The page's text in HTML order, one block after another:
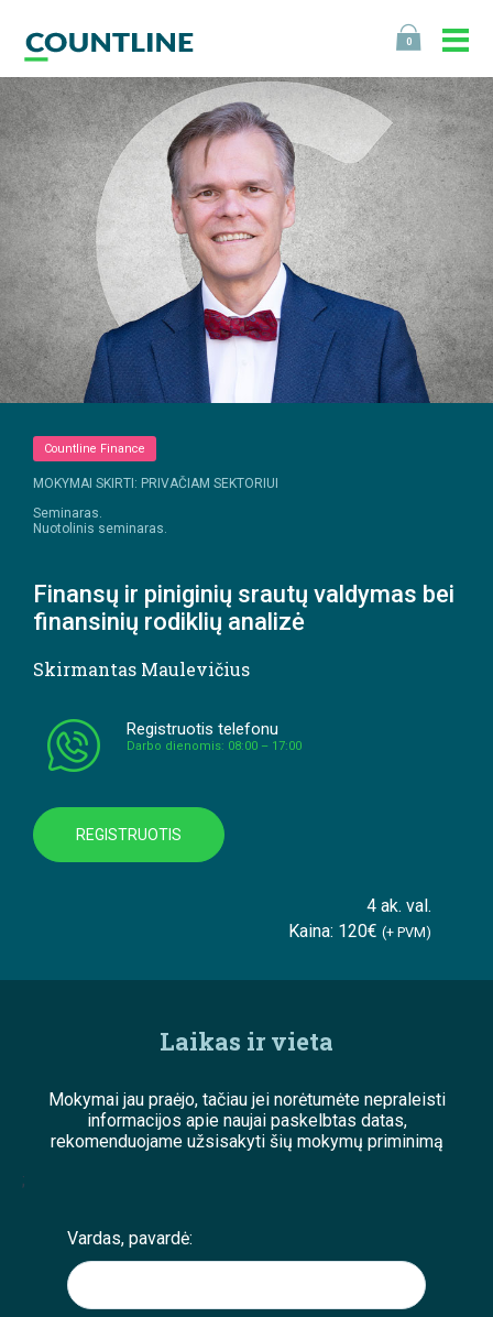
0
Countline Finance
MOKYMAI SKIRTI: PRIVAČIAM SEKTORIUI
Seminaras.
Nuotolinis seminaras.
Finansų ir piniginių srautų valdymas bei
finansinių rodiklių analizė
Skirmantas Maulevičius
Registruotis telefonu
Darbo dienomis: 08:00 – 17:00
REGISTRUOTIS
4 ak. val.
Kaina: 120€ (+ PVM)
Laikas ir vieta
Mokymai jau praėjo, tačiau jei norėtumėte nepraleisti
informacijos apie naujai paskelbtas datas,
rekomenduojame užsisakyti šių mokymų priminimą
;
Vardas, pavardė: